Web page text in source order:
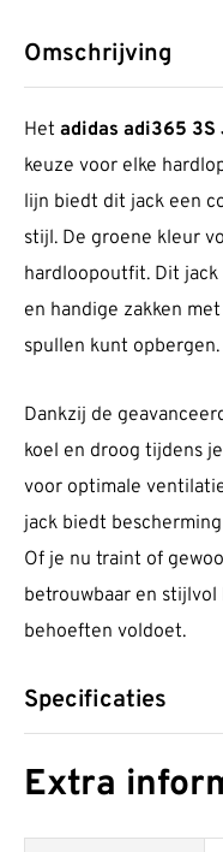
Omschrijving
Het adidas adi365
keuze voor elke
lijn biedt dit jack een
stijl. De groene kleur
hardloopoutfit. Dit
en handige zakken
spullen kunt opbergen.
Dankzij de
koel en droog tijdens
voor optimale
jack biedt
Of je nu traint of
betrouwbaar en
behoeften voldoet.
Specificaties
Extra